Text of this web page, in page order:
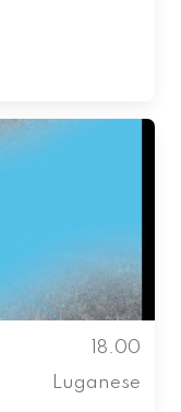
18.00
Luganese